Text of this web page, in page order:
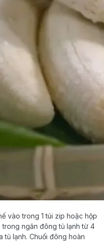
vào trong 1 túi zip hoặc hộp
ngăn đông tủ lạnh từ 4
tủ lạnh. Chuối đông hoàn